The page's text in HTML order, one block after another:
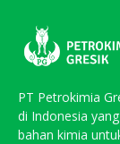
PT Petrokimia
di Indonesia
bahan kimia